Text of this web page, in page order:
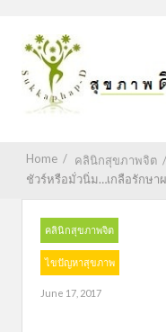
Home / คลินิกสุขภาพจิต /
ชัวร์หรือมั่วนิ่ม…เกลือรักษา
คลินิกสุขภาพจิต
ไขปัญหาสุขภาพ
June 17, 2017